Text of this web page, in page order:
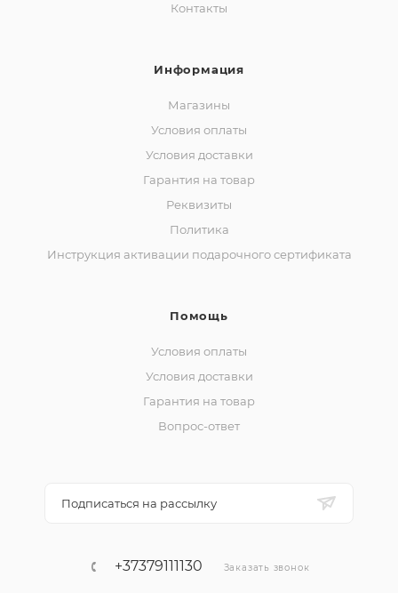
Контакты
Информация
Магазины
Условия оплаты
Условия доставки
Гарантия на товар
Реквизиты
Политика
Инструкция активации подарочного сертификата
Помощь
Условия оплаты
Условия доставки
Гарантия на товар
Вопрос-ответ
Подписаться на рассылку
+37379111130 Заказать звонок